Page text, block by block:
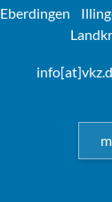
Eberdingen